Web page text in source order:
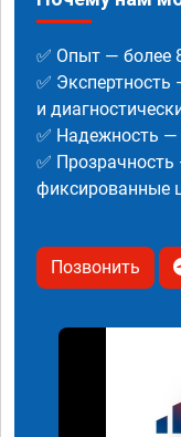
✅ Опыт — более
✅
и
✅ Надежность —
✅
фиксированные
Позвонить